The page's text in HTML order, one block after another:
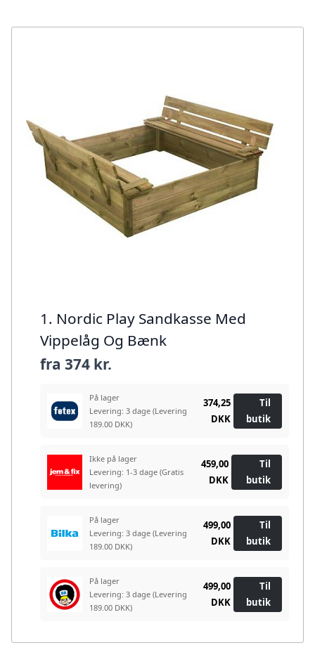
1. Nordic Play Sandkasse Med
Vippelåg Og Bænk
fra 374 kr.
På lager
Levering: 3 dage (Levering
189.00 DKK)
374,25
DKK
Til
butik
Ikke på lager
Levering: 1-3 dage (Gratis
levering)
459,00
DKK
Til
butik
På lager
Levering: 3 dage (Levering
189.00 DKK)
499,00
DKK
Til
butik
På lager
Levering: 3 dage (Levering
189.00 DKK)
499,00
DKK
Til
butik